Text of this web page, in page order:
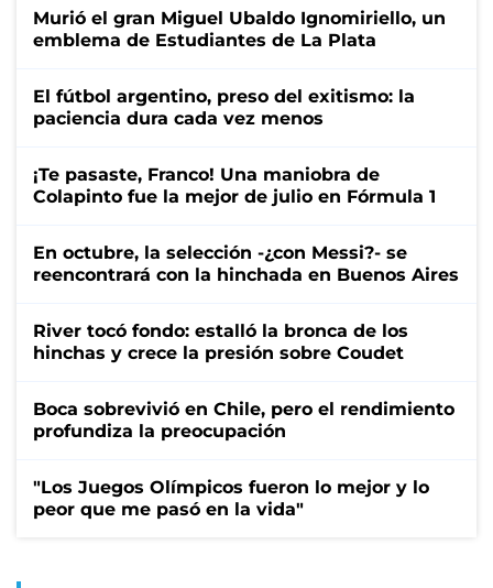
Murió el gran Miguel Ubaldo Ignomiriello, un
emblema de Estudiantes de La Plata
El fútbol argentino, preso del exitismo: la
paciencia dura cada vez menos
¡Te pasaste, Franco! Una maniobra de
Colapinto fue la mejor de julio en Fórmula 1
En octubre, la selección -¿con Messi?- se
reencontrará con la hinchada en Buenos Aires
River tocó fondo: estalló la bronca de los
hinchas y crece la presión sobre Coudet
Boca sobrevivió en Chile, pero el rendimiento
profundiza la preocupación
"Los Juegos Olímpicos fueron lo mejor y lo
peor que me pasó en la vida"